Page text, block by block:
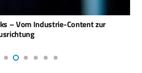
– Vom Industrie-Content zur